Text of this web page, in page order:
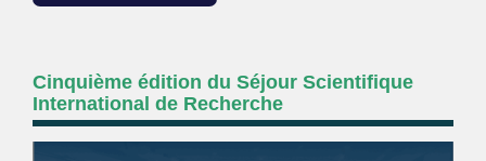
Cinquième édition du Séjour Scientifique
International de Recherche